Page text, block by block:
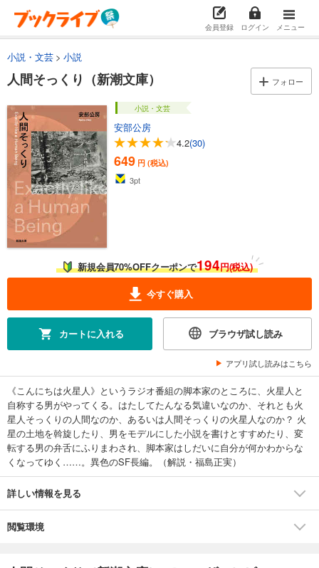
会員登録 ログイン メニュー
小説・文芸 小説
人間そっくり（新潮文庫） フォロー
小説・文芸
安部公房
4.2(30)
649 円 (税込)
3pt
新規会員70%OFFクーポンで194円(税込)
今すぐ購入
カートに入れる ブラウザ試し読み
アプリ試し読みはこちら
《こんにちは火星人》というラジオ番組の脚本家のところに、火星人と
自称する男がやってくる。はたしてたんなる気違いなのか、それとも火
星人そっくりの人間なのか、あるいは人間そっくりの火星人なのか？ 火
星の土地を斡旋したり、男をモデルにした小説を書けとすすめたり、変
転する男の弁舌にふりまわされ、脚本家はしだいに自分が何かわからな
くなってゆく……。異色のSF長編。（解説・福島正実）
詳しい情報を見る
閲覧環境